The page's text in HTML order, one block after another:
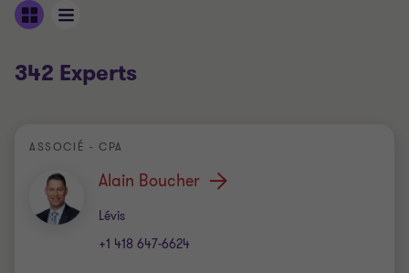
342 Experts
ASSOCIÉ - CPA
Alain Boucher
Lévis
Bureau
+1 418 647-6624